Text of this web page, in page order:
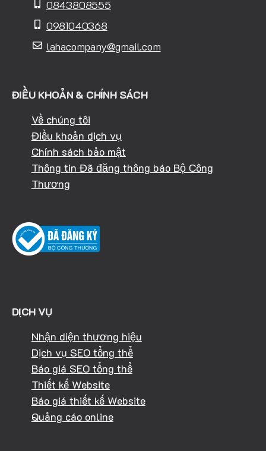
0843808555
0981040368
lahacompany@gmail.com
ĐIỀU KHOẢN & CHÍNH SÁCH
Về chúng tôi
Điều khoản dịch vụ
Chính sách bảo mật
Thông tin Đã đăng thông báo Bộ Công
Thương
DỊCH VỤ
Nhận diện thương hiệu
Dịch vụ SEO tổng thể
Báo giá SEO tổng thể
Thiết kế Website
Báo giá thiết kế Website
Quảng cáo online